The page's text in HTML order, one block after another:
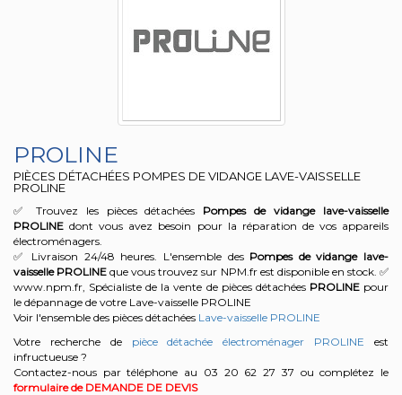
PROLINE
PIÈCES DÉTACHÉES POMPES DE VIDANGE LAVE-VAISSELLE
PROLINE
✅ Trouvez les pièces détachées Pompes de vidange lave-vaisselle
PROLINE dont vous avez besoin pour la réparation de vos appareils
électroménagers.
✅ Livraison 24/48 heures. L'ensemble des Pompes de vidange lave-
vaisselle PROLINE que vous trouvez sur NPM.fr est disponible en stock. ✅
www.npm.fr, Spécialiste de la vente de pièces détachées PROLINEpour
le dépannage de votre Lave-vaisselle PROLINE
Voir l'ensemble des pièces détachées Lave-vaisselle PROLINE
Votre recherche de pièce détachée électroménager PROLINE est
infructueuse ?
Contactez-nous par téléphone au 03 20 62 27 37 ou complétez le
formulaire de DEMANDE DE DEVIS